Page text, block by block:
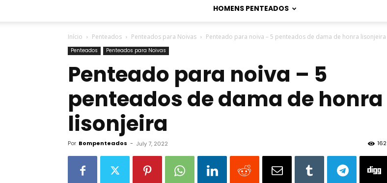
HOMENS PENTEADOS
Início Penteados Penteados para Noivas Penteado para noiva – 5 penteados de dama de honra lisonjeira
Penteados Penteados para Noivas
Penteado para noiva – 5
penteados de dama de honra
lisonjeira
Por Bompenteados - July 7, 2022 162